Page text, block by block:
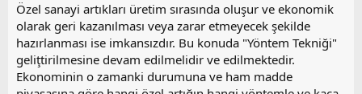
a
ş
l
a
t
a
ı
ç
t
a
r
i
Özel sanayi artıkları üretim sırasında oluşur ve ekonomik
olarak geri kazanılması veya zarar etmeyecek şekilde
hazırlanması ise imkansızdır. Bu konuda "Yöntem Tekniği"
geliţtirilmesine devam edilmelidir ve edilmektedir.
Ekonominin o zamanki durumuna ve ham madde